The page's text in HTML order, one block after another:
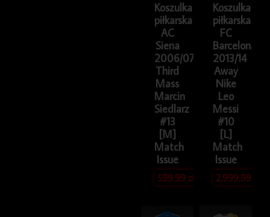
Koszulka
piłkarska
AC
Siena
2006/07
Third
Mass
Marcin
Siedlarz
#13
[M]
Match
Issue
599.99zł
Koszulka
piłkarska
FC
Barcelona
2013/14
Away
Nike
Leo
Messi
#10
[L]
Match
Issue
2,999.99